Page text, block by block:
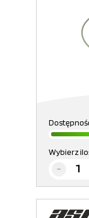
Wybierz